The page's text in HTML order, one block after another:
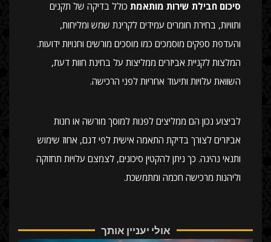
סיכום חבילת שירות מותאמת כולל בדיקה של תקנים
ותוויות, בחירת חומרים עמידים לקרינת שמש ומליחות,
והעדפת ספקים מוסמכים כמו מוסכים מורשים וחנויות ידועות.
המלצות לקניית אביזרים ממליצות על בחינת חוות דעת,
השוואת עלויות ותיעוד אחריות לפני הרכישה.
לביצוע נכון הם ממליצים לפנות למוסך מורשה או חנות
אביזרים לצורך בדיקת התאמה אישית לפי דגם, אחוז שימוש
ותנאי נהיגה. כך ניתן להקטין סיכונים, לצמצם עלויות תחזוקה
וליהנות מרכישה חכמה ומתמשכת.
אולי יעניין אותך